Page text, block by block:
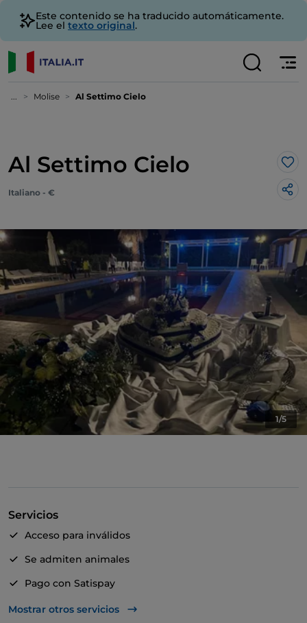
Este contenido se ha traducido automáticamente.
Lee el texto original.
... Molise Al Settimo Cielo
Al Settimo Cielo Me
Italiano - €
1/5
Servicios
Acceso para inválidos
Se admiten animales
Pago con Satispay
Aparcamiento
Mostrar otros servicios